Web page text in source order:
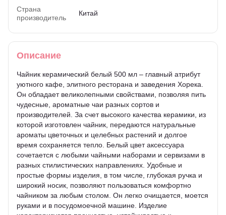
Страна
производитель
Китай
Описание
Чайник керамический белый 500 мл – главный атрибут
уютного кафе, элитного ресторана и заведения Хорека.
Он обладает великолепными свойствами, позволяя пить
чудесные, ароматные чаи разных сортов и
производителей. За счет высокого качества керамики, из
которой изготовлен чайник, передаются натуральные
ароматы цветочных и целебных растений и долгое
время сохраняется тепло. Белый цвет аксессуара
сочетается с любыми чайными наборами и сервизами в
разных стилистических направлениях. Удобные и
простые формы изделия, в том числе, глубокая ручка и
широкий носик, позволяют пользоваться комфортно
чайником за любым столом. Он легко очищается, моется
руками и в посудомоечной машине. Изделие